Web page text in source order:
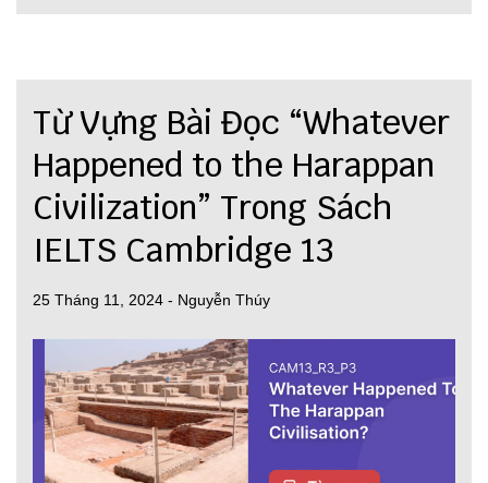
Từ Vựng Bài Đọc “Whatever
Happened to the Harappan
Civilization” Trong Sách
IELTS Cambridge 13
25 Tháng 11, 2024 - Nguyễn Thúy